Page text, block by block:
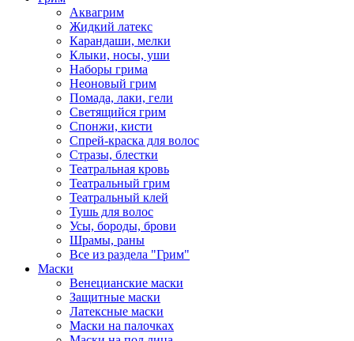
Аквагрим
Жидкий латекс
Карандаши, мелки
Клыки, носы, уши
Наборы грима
Неоновый грим
Помада, лаки, гели
Светящийся грим
Спонжи, кисти
Спрей-краска для волос
Стразы, блестки
Театральная кровь
Театральный грим
Театральный клей
Тушь для волос
Усы, бороды, брови
Шрамы, раны
Все из раздела "Грим"
Маски
Венецианские маски
Защитные маски
Латексные маски
Маски на палочках